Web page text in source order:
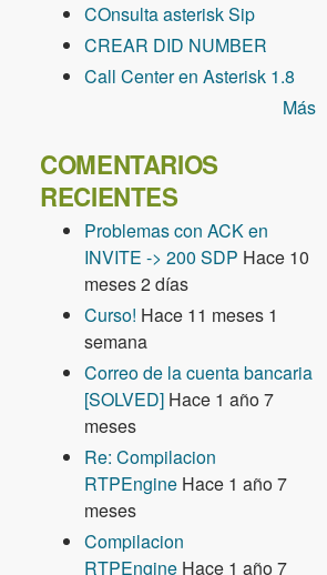
COnsulta asterisk Sip
CREAR DID NUMBER
Call Center en Asterisk 1.8
Más
COMENTARIOS
RECIENTES
Problemas con ACK en
INVITE -> 200 SDP Hace 10
meses 2 días
Curso! Hace 11 meses 1
semana
Correo de la cuenta bancaria
[SOLVED] Hace 1 año 7
meses
Re: Compilacion
RTPEngine Hace 1 año 7
meses
Compilacion
RTPEngine Hace 1 año 7